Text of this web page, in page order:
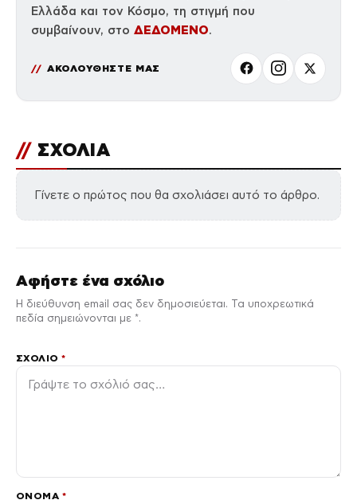
Ελλάδα και τον Κόσμο, τη στιγμή που
συμβαίνουν, στο ΔΕΔΟΜΕΝΟ.
ΑΚΟΛΟΥΘΗΣΤΕ ΜΑΣ
// ΣΧΟΛΙΑ
Γίνετε ο πρώτος που θα σχολιάσει αυτό το άρθρο.
Αφήστε ένα σχόλιο
Η διεύθυνση email σας δεν δημοσιεύεται. Τα υποχρεωτικά
πεδία σημειώνονται με *.
ΣΧΌΛΙΟ*
ΌΝΟΜΑ *